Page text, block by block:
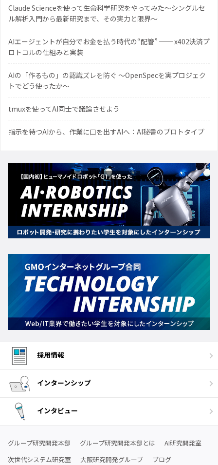
Claude Scienceを使って生命科学研究をやってみた〜シングルセ
ル解析入門から最新研究まで、その実力と限界〜
AIエージェントが自分でお金を払う時代の“配管” ── x402決済プ
ロトコルの仕組みと実装
AIの「作るもの」の認識ズレを防ぐ 〜OpenSpecを実プロジェク
トでどう使ったか〜
tmuxを使ってAI同士で議論させよう
指示を待つAIから、作業に口を出すAIへ：AI秘書のプロトタイプ
採用情報
インターンシップ
インタビュー
グループ研究開発本部 グループ研究開発本部とは
AI研究開発室
次世代システム研究室
大阪研究開発グループ
ブログ